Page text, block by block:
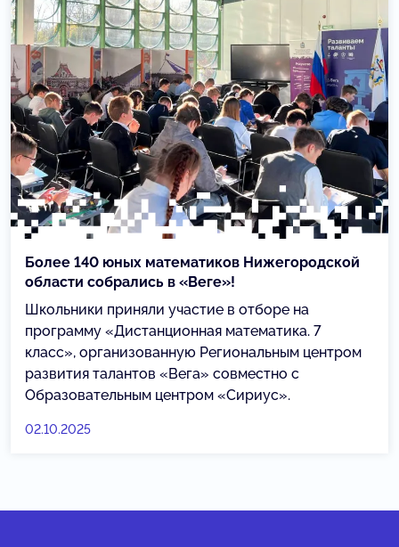
Более 140 юных математиков Нижегородской
области собрались в «Веге»!
Школьники приняли участие в отборе на
программу «Дистанционная математика. 7
класс», организованную Региональным центром
развития талантов «Вега» совместно с
Образовательным центром «Сириус».
02.10.2025